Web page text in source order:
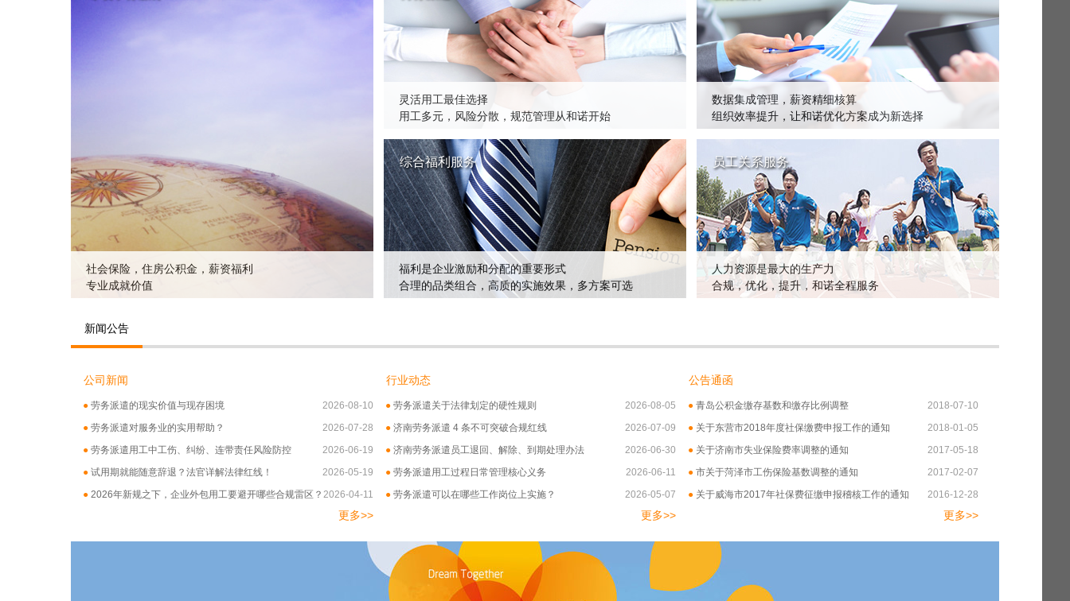
社会保险，住房公积金，薪资福利
专业成就价值
灵活用工最佳选择
用工多元，风险分散，规范管理从和诺开始
数据集成管理，薪资精细核算
组织效率提升，让和诺优化方案成为新选择
综合福利服务
福利是企业激励和分配的重要形式
合理的品类组合，高质的实施效果，多方案可选
员工关系服务
人力资源是最大的生产力
合规，优化，提升，和诺全程服务
新闻公告
公司新闻
● 劳务派遣的现实价值与现存困境
2026-08-10
● 劳务派遣对服务业的实用帮助？
2026-07-28
● 劳务派遣用工中工伤、纠纷、连带责任风险防控
2026-06-19
● 试用期就能随意辞退？法官详解法律红线！
2026-05-19
● 2026年新规之下，企业外包用工要避开哪些合规雷区？ 2026-04-11
更多>>
行业动态
● 劳务派遣关于法律划定的硬性规则
2026-08-05
● 济南劳务派遣 4 条不可突破合规红线
2026-07-09
● 济南劳务派遣员工退回、解除、到期处理办法
2026-06-30
● 劳务派遣用工过程日常管理核心义务
2026-06-11
● 劳务派遣可以在哪些工作岗位上实施？ 2026-05-07
更多>>
公告通函
● 青岛公积金缴存基数和缴存比例调整
2018-07-10
● 关于东营市2018年度社保缴费申报工作的通知
2018-01-05
● 关于济南市失业保险费率调整的通知
2017-05-18
● 市关于菏泽市工伤保险基数调整的通知
2017-02-07
● 关于威海市2017年社保费征缴申报稽核工作的通知 2016-12-28
更多>>